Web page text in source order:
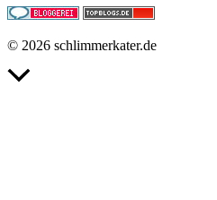
© 2026 schlimmerkater.de